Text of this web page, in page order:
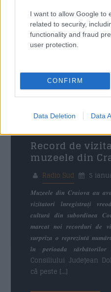
I want to allow Google to
related to security,
functionality and fraud
user protection.
CONFIRM
Data Deletion Data
Record de
muzeele din
Radio Sud
5
𝑴𝒖𝒛𝒆𝒆𝒍𝒆 𝒅𝒊𝒏 𝑪𝒓𝒂𝒊𝒐𝒗𝒂 𝒂𝒖
𝒗𝒊𝒛𝒊𝒕𝒂𝒕𝒐𝒓𝒊 𝒊̂𝒏𝒓𝒆𝒈𝒊𝒔𝒕𝒓𝒂𝒕̦𝒊
𝒄𝒖𝒍𝒕𝒖𝒓𝒂̆ 𝒅𝒊𝒏 𝒔𝒖𝒃𝒐𝒓𝒅𝒊𝒏𝒆𝒂
𝒎𝒂𝒓𝒄𝒂𝒕 𝒏𝒐𝒊 𝒓𝒆𝒄𝒐𝒓𝒅𝒖𝒓𝒊 𝒅𝒆
𝒔𝒖𝒓𝒑𝒓𝒊𝒛𝒂 𝒐 𝒓𝒆𝒑𝒓𝒆𝒛𝒊𝒏𝒕𝒂̆
𝒊̂𝒏 𝒑𝒆𝒓𝒊𝒐𝒂𝒅𝒂
Consiliului Județean
că peste […]